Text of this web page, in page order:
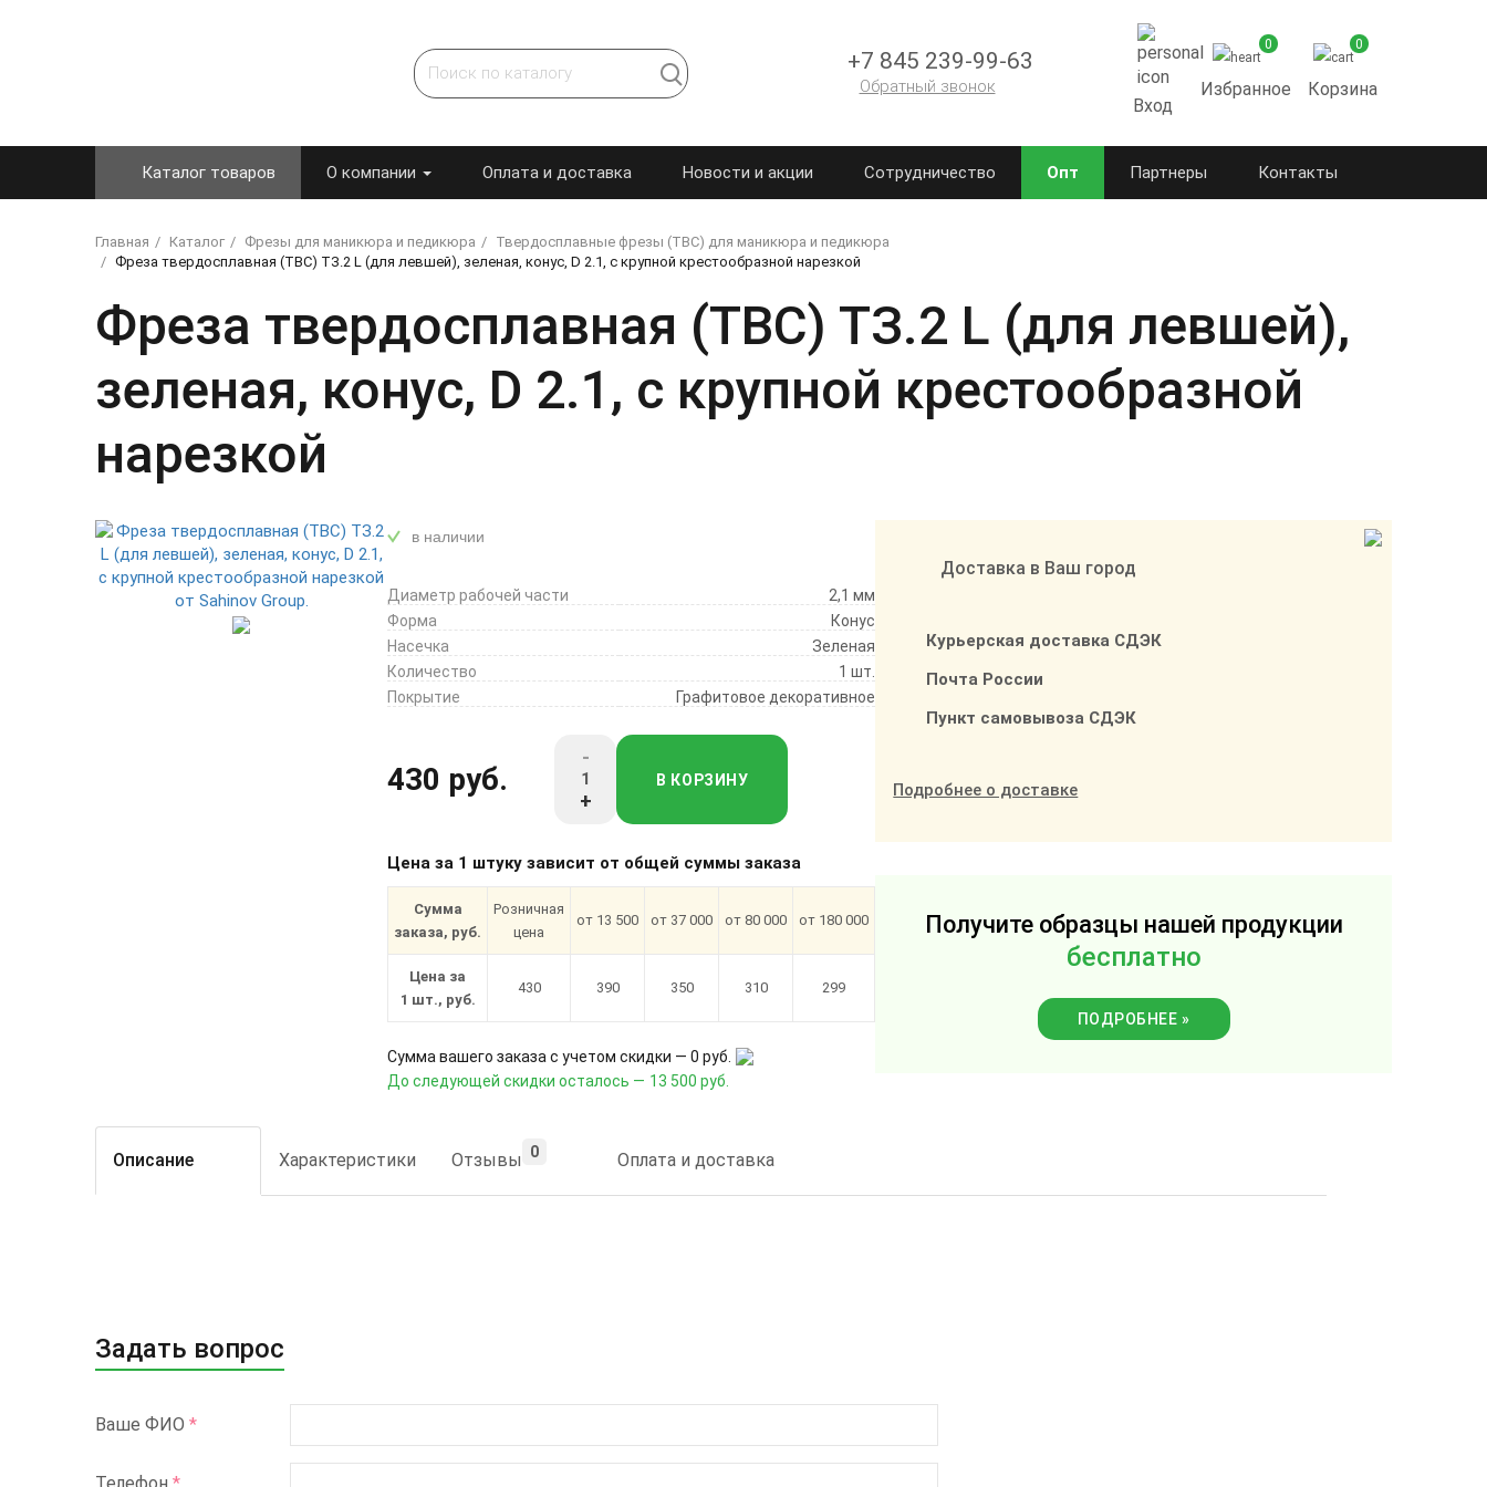
+7 845 239-99-63
Обратный звонок
Вход
0
Избранное
0
Корзина
Каталог товаров О компании Оплата и доставка Новости и акции Сотрудничество Опт Партнеры Контакты
Главная Каталог Фрезы для маникюра и педикюра
Твердосплавные фрезы (ТВС) для маникюра и педикюра
Фреза твердосплавная (ТВС) ТЗ.2 L (для левшей), зеленая, конус, D 2.1, с крупной крестообразной нарезкой
Фреза твердосплавная (ТВС) ТЗ.2 L (для левшей),
зеленая, конус, D 2.1, с крупной крестообразной
нарезкой
в наличии
Диаметр рабочей части
2,1 мм
Форма
Конус
Насечка
Зеленая
Количество
1 шт.
Покрытие
Графитовое декоративное
430 руб.
-
+
В КОРЗИНУ
Цена за 1 штуку зависит от общей суммы заказа
Сумма
заказа, руб.
Розничная
цена
от 13 500 от 37 000 от 80 000 от 180 000
Цена за
1 шт., руб.
430 390 350 310 299
Сумма вашего заказа с учетом скидки —0 руб.
До следующей скидки осталось — 13 500 руб.
Доставка в Ваш город
Курьерская доставка СДЭК
Почта России
Пункт самовывоза СДЭК
Подробнее о доставке
Получите образцы нашей продукции
бесплатно
ПОДРОБНЕЕ »
Описание Характеристики Отзывы 0 Оплата и доставка
Задать вопрос
Ваше ФИО *